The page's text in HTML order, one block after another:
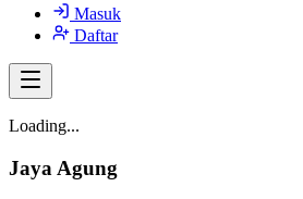
Masuk
Daftar
Loading...
Jaya Agung